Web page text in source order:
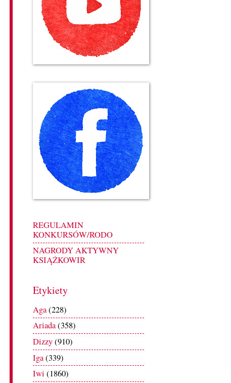
REGULAMIN
KONKURSÓW/RODO
NAGRODY AKTYWNY
KSIĄŻKOWIR
Etykiety
Aga(228)
Ariada(358)
Dizzy(910)
Iga(339)
Iwi (1860)